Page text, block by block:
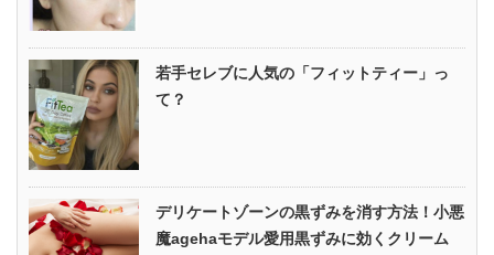
若手セレブに人気の「フィットティー」っ
て？
デリケートゾーンの黒ずみを消す方法！小悪
魔agehaモデル愛用黒ずみに効くクリーム